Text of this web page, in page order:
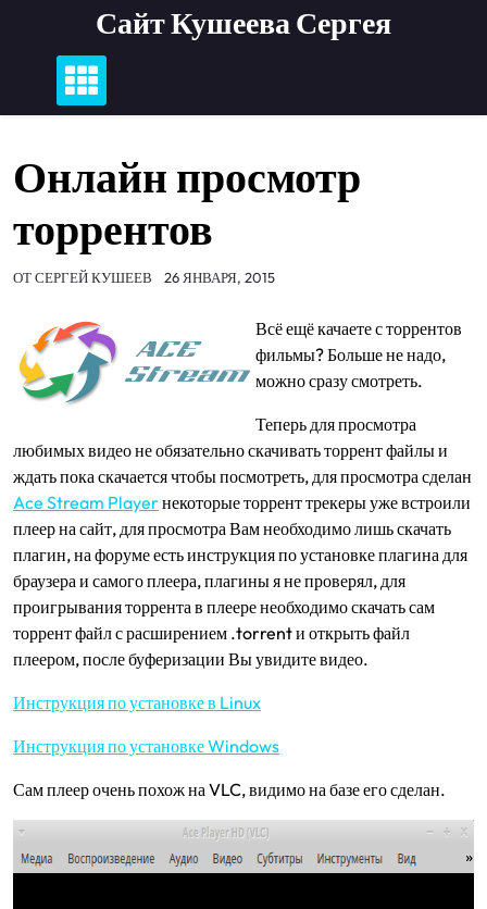
содержимому
Сайт Кушеева Сергея
Онлайн просмотр
торрентов
ОТСЕРГЕЙ КУШЕЕВ 26 ЯНВАРЯ, 2015
Всё ещё качаете с торрентов
фильмы? Больше не надо,
можно сразу смотреть.
Теперь для просмотра
любимых видео не обязательно скачивать торрент файлы и
ждать пока скачается чтобы посмотреть, для просмотра сделан
Ace Stream Playerнекоторые торрент трекеры уже встроили
плеер на сайт, для просмотра Вам необходимо лишь скачать
плагин, на форуме есть инструкция по установке плагина для
браузера и самого плеера, плагины я не проверял, для
проигрывания торрента в плеере необходимо скачать сам
торрент файл с расширением .torrent и открыть файл
плеером, после буферизации Вы увидите видео.
Инструкция по установке в Linux
Инструкция по установке Windows
Сам плеер очень похож на VLC, видимо на базе его сделан.